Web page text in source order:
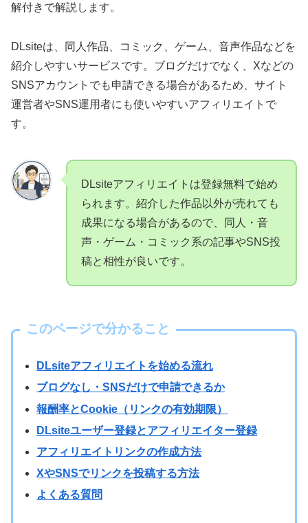
解付きで解説します。
DLsiteは、同人作品、コミック、ゲーム、音声作品などを
紹介しやすいサービスです。ブログだけでなく、Xなどの
SNSアカウントでも申請できる場合があるため、サイト
運営者やSNS運用者にも使いやすいアフィリエイトで
す。
DLsiteアフィリエイトは登録無料で始め
られます。紹介した作品以外が売れても
成果になる場合があるので、同人・音
声・ゲーム・コミック系の記事やSNS投
稿と相性が良いです。
このページで分かること
DLsiteアフィリエイトを始める流れ
ブログなし・SNSだけで申請できるか
報酬率とCookie（リンクの有効期限）
DLsiteユーザー登録とアフィリエイター登録
アフィリエイトリンクの作成方法
XやSNSでリンクを投稿する方法
よくある質問